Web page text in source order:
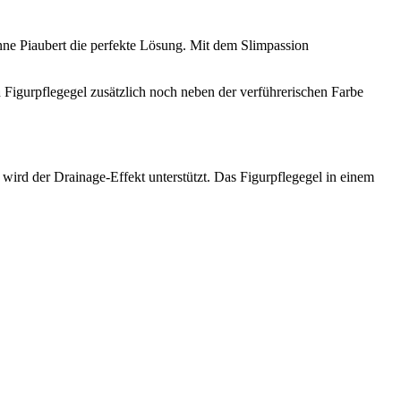
Piaubert die perfekte Lösung. Mit dem Slimpassion
zusätzlich noch neben der verführerischen Farbe
der Drainage-Effekt unterstützt. Das Figurpflegegel in einem